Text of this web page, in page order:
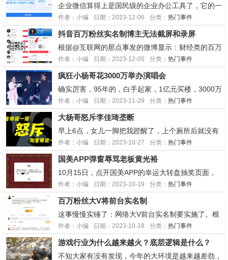
意想不到即使收入高，生活却异常节俭，他...
企业微信算得上是国民级的企业办公工具了，它的一
举一动其实对很多企业影响都挺大的。随着互联网大
厂都在降本增效，很多工具、环节、动作都要收费
了，企业微信已经意识到，还是“卖好友”赚钱，指望
用户先免费在付费的思路行不通了，而且现在企业微
信已经做成...
作者：小编 日期：2023-12-06 分类： 热门事件
抖音百万粉丝实名制博主无法截屏和录屏
根据@互联网的那点事发的微博显示：财经类的百万
粉丝博主前台已经实名实名制了，点开已实名后，显
示的是全名，不带任何*号，但是该页面无法截屏、
录屏也会黑屏。之后可能更多领域的百万粉丝博主也
会实行前台实名制。不知道未来，其他平台会不会跟
进，自...
作者：小编 日期：2023-12-05 分类： 热门事件
疯狂小杨哥花3000万举办演唱会
确实厉害，95年的，白手起家，1亿元买楼，3000万
办演唱会，而且会在线上直播，疯狂小杨哥正常
从“网红”向“企业家”的转变。全网没有哪个网红可以
做到他们这样了。11月26日疯狂小杨哥花3000万举
办演唱会，这场演唱会：3万张门票将全部免费赠...
作者：小编 日期：2023-11-29 分类： 热门事件
大杨哥怒斥李佳琦垄断
早上6点，女儿一脚把我蹬醒了，上个厕所后就没有
困意了，拿起手机翻了翻看文章，发现抖音带货一哥
大杨哥怒斥淘宝带货一哥李佳琦垄断，挟持商家!大
杨哥在直播间说：(1)他最偏便宜是怎么来的?是因为
只有他能卖，所以让别人觉得只有他最便宜。如果说
大家都...
作者：小编 日期：2023-10-27 分类： 热门事件
国美APP弹窗辱骂老板黄光裕
10月15日，点开国美APP的幸运大转盘抽奖页面，
就会弹出辱骂国美电器懂事长黄秀虹、创始人黄光裕
的内容。控诉他们拖欠了工资和带贷款，还说早晚他
们要再进去蹲上几年。现在这个页面已经被修复好
了。这都叫什么事啊，程序员在自家APP上面痛骂老
板黄光...
作者：小编 日期：2023-10-19 分类： 热门事件
百万粉丝大V将前台实名制
这事慢慢实锤了：网络大V前台实名制要实施了。根
据微博洪榕爆料：10月底之前，100万粉丝的自媒体
账号前台展示真实姓名;12月份，50万粉的自媒体账
号前台展示真实姓名;10万粉的自媒体账号，在后台
完成身份证实名认证，且在前台展示职业信息...
作者：小编 日期：2023-10-18 分类： 热门事件
游戏行业为什么越来越火？底层逻辑是什么？
不知大家有没有发现，今年的大环境是越来越差劲，